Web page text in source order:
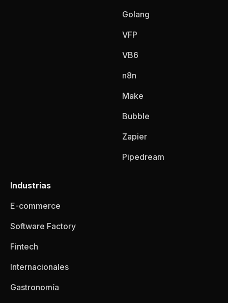
Golang
VFP
VB6
n8n
Make
Bubble
Zapier
Pipedream
Industrias
E-commerce
Software Factory
Fintech
Internacionales
Gastronomía